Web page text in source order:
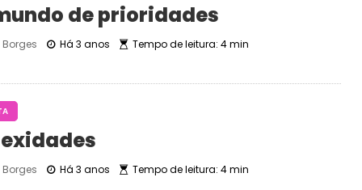
de prioridades
Há 3 anos Tempo de leitura: 4 min
Há 3 anos Tempo de leitura: 4 min